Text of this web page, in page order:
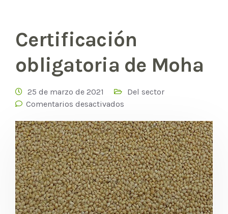
Certificación
obligatoria de Moha
25 de marzo de 2021
Del sector
Comentarios desactivados